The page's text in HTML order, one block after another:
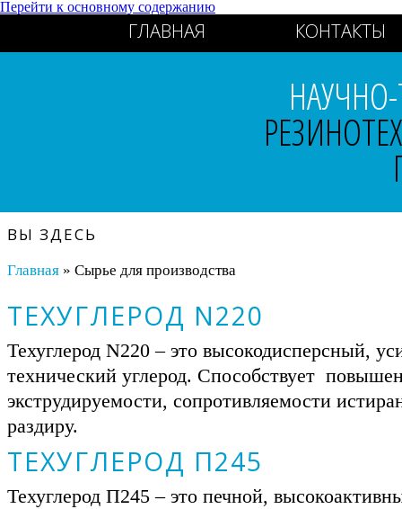
Перейти к основному содержанию
ГЛАВНАЯ КОНТАКТЫ
ВЫ ЗДЕСЬ
Главная» Сырье для производства
ТЕХУГЛЕРОД N220
Техуглерод N220 – это высокодисперсный,
технический углерод. Способствует
экструдируемости, сопротивляемости
раздиру.
ТЕХУГЛЕРОД П245
Техуглерод П245 – это печной,